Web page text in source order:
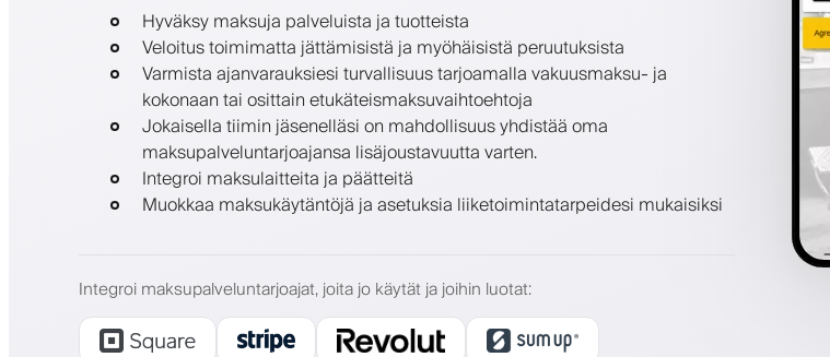
Hyväksy maksuja palveluista ja tuotteista
Veloitus toimimatta jättämisistä ja myöhäisistä peruutuksista
Varmista ajanvarauksiesi turvallisuus tarjoamalla vakuusmaksu- ja
kokonaan tai osittain etukäteismaksuvaihtoehtoja
Jokaisella tiimin jäsenelläsi on mahdollisuus yhdistää oma
maksupalveluntarjoajansa lisäjoustavuutta varten.
Integroi maksulaitteita ja päätteitä
Muokkaa maksukäytäntöjä ja asetuksia liiketoimintatarpeidesi mukaisiksi
Integroi maksupalveluntarjoajat, joita jo käytät ja joihin luotat: